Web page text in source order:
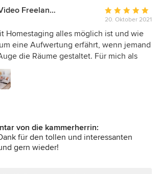
Foto und Video Freelancer
Bewertung:
5
von
5
20. Oktober 2021
Homestaging alles möglich ist und wie
eine Aufwertung erfährt, wenn jemand
die Räume gestaltet. Für mich als
ein Fototermin nach meinem
wieder. Frank Schäfer
von die kammerherrin:
für den tollen und interessanten
gern wieder!